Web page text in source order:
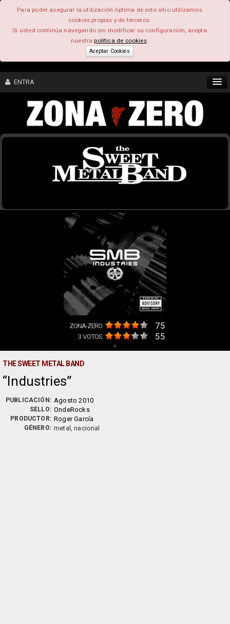
Para poder asegurar la utilización óptima de este sitio utilizamos
cookies propias y de terceros.
Si usted continúa navegando sin modificar su configuración, acepta
nuestrapolítica de cookies.
Aceptar Cookies
ENTRA
CONTENIDO
FEEEDBACK
ZONA-ZERO 75
3VOTOS 55
+
THE SWEET METAL BAND
Industries
PUBLICACIÓN: Agosto 2010
SELLO: OndeRocks
PRODUCTOR: Roger García
GÉNERO: metal, nacional